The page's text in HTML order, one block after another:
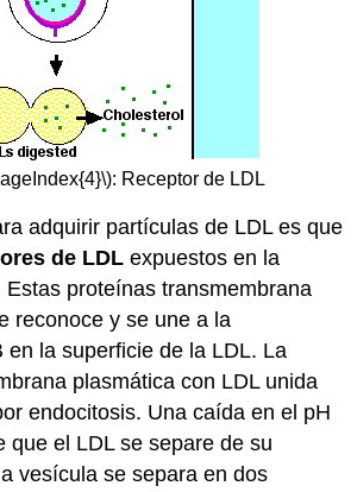
: Receptor de LDL
adquirir partículas de LDL es que
de LDL expuestos en la
Estas proteínas transmembrana
reconoce y se une a la
en la superficie de la LDL. La
plasmática con LDL unida
endocitosis. Una caída en el pH
que el LDL se separe de su
vesícula se separa en dos